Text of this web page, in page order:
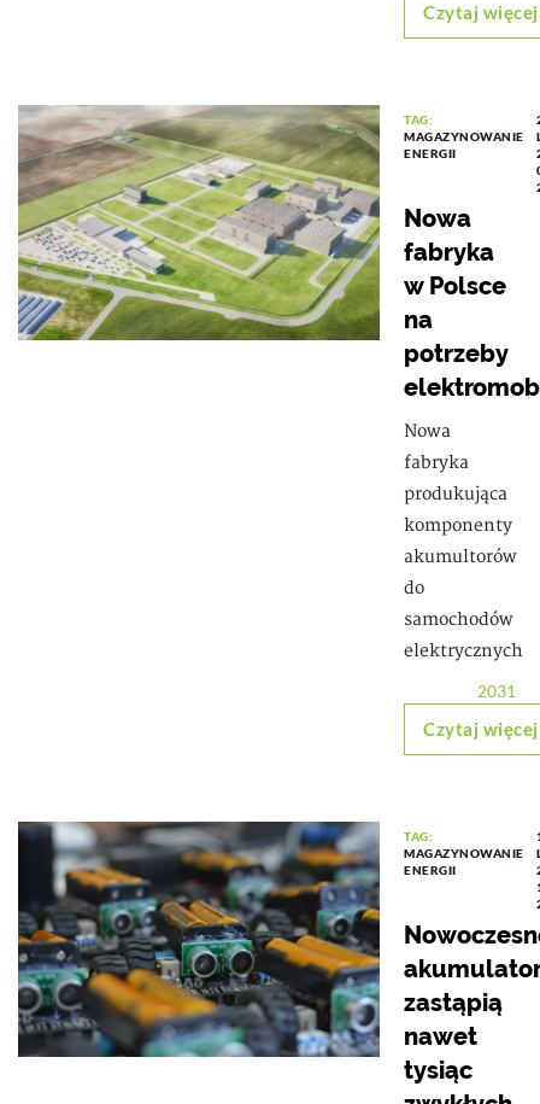
Czytaj więcej
TAG:
MAGAZYNOWANIE
ENERGII
Nowa
fabryka
w Polsce
na
potrzeby
Nowa
fabryka
produkująca
komponenty
akumultorów
do
samochodów
elektrycznych
2031
Czytaj więcej
TAG:
MAGAZYNOWANIE
ENERGII
zastąpią
nawet
tysiąc